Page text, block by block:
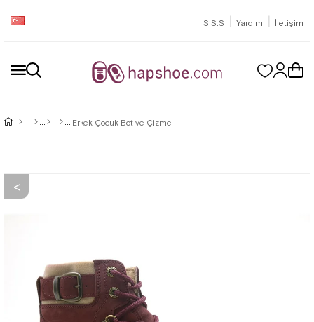
S.S.S | Yardım | İletişim
Erkek Çocuk Bot ve Çizme